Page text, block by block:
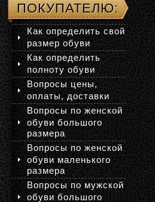
ПОКУПАТЕЛЮ:
Как определить свой
размер обуви
Как определить
полноту обуви
Вопросы цены,
оплаты, доставки
Вопросы по женской
обуви большого
размера
Вопросы по женской
обуви маленького
размера
Вопросы по мужской
обуви большого